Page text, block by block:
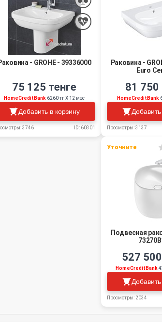
- GROHE - 39336000
75 125 тенге
HomeCreditBank 6260 тг Х 12 мес
Добавить в корзину
3746 ID: 60301
Раковина -
Euro
81 750
HomeCreditBank
Просмотры: 3137
Уточните
Подвесная
527
HomeCreditBank
Просмотры: 2034